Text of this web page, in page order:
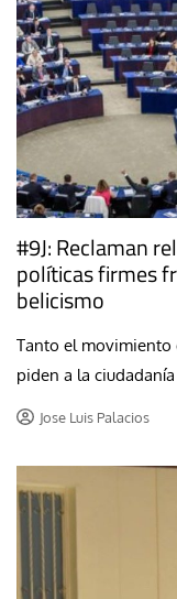
#9J: Reclaman
políticas firmes
belicismo
Tanto el movimiento
piden a la
Jose Luis Palacios